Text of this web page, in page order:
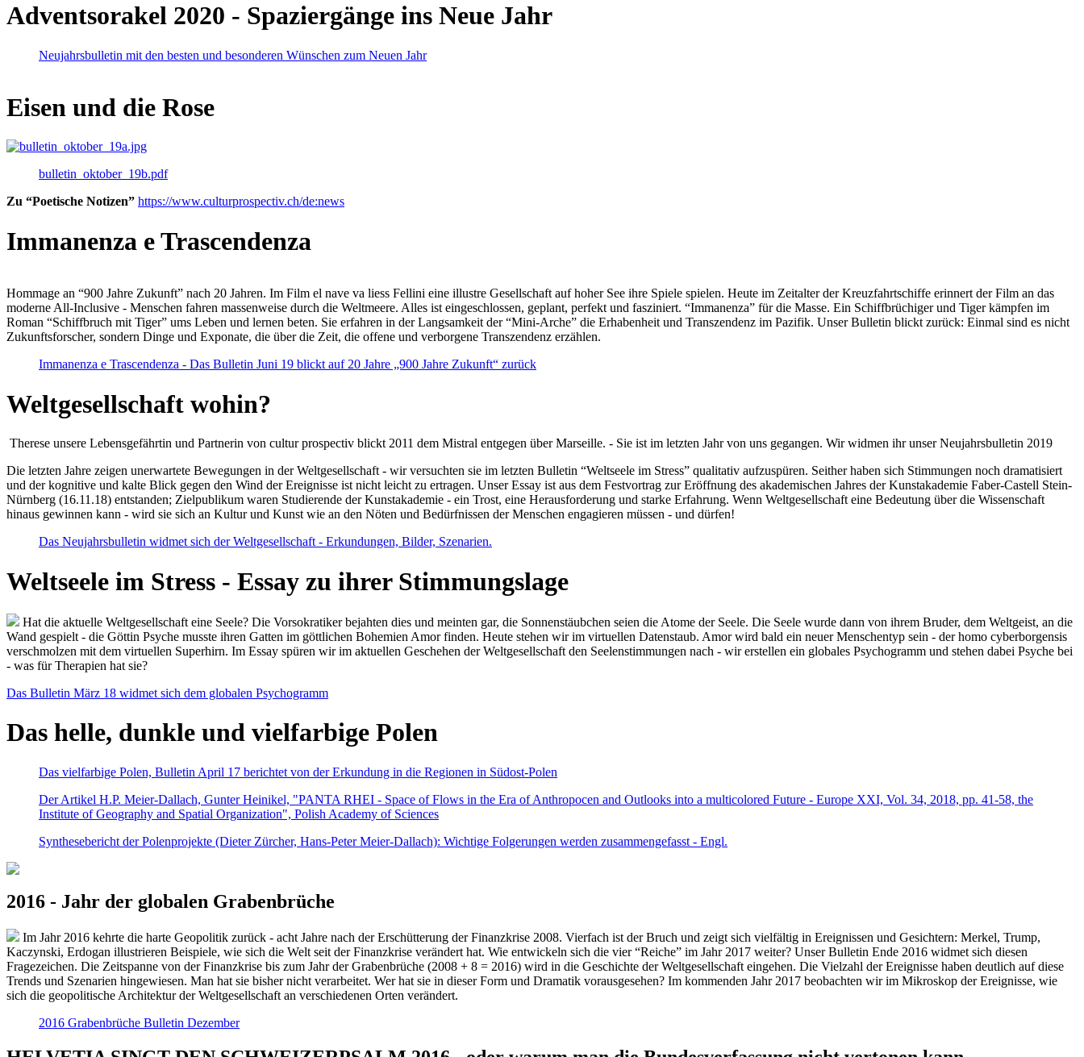
Adventsorakel 2020 - Spaziergänge ins Neue Jahr
Neujahrsbulletin mit den besten und besonderen Wünschen zum Neuen Jahr
Eisen und die Rose
bulletin_oktober_19b.pdf
Zu “Poetische Notizen” https://www.culturprospectiv.ch/de:news
Immanenza e Trascendenza
Hommage an “900 Jahre Zukunft” nach 20 Jahren. Im Film el nave va liess Fellini eine illustre Gesellschaft auf hoher See ihre Spiele spielen. Heute im Zeitalter der Kreuzfahrtschiffe erinnert der Film an das
moderne All-Inclusive - Menschen fahren massenweise durch die Weltmeere. Alles ist eingeschlossen, geplant, perfekt und fasziniert. “Immanenza” für die Masse. Ein Schiffbrüchiger und Tiger kämpfen im
Roman “Schiffbruch mit Tiger” ums Leben und lernen beten. Sie erfahren in der Langsamkeit der “Mini-Arche” die Erhabenheit und Transzendenz im Pazifik. Unser Bulletin blickt zurück: Einmal sind es nicht
Zukunftsforscher, sondern Dinge und Exponate, die über die Zeit, die offene und verborgene Transzendenz erzählen.
Immanenza e Trascendenza - Das Bulletin Juni 19 blickt auf 20 Jahre „900 Jahre Zukunft“ zurück
Weltgesellschaft wohin?
Therese unsere Lebensgefährtin und Partnerin von cultur prospectiv blickt 2011 dem Mistral entgegen über Marseille. - Sie ist im letzten Jahr von uns gegangen. Wir widmen ihr unser Neujahrsbulletin 2019
Die letzten Jahre zeigen unerwartete Bewegungen in der Weltgesellschaft - wir versuchten sie im letzten Bulletin “Weltseele im Stress” qualitativ aufzuspüren. Seither haben sich Stimmungen noch dramatisiert
und der kognitive und kalte Blick gegen den Wind der Ereignisse ist nicht leicht zu ertragen. Unser Essay ist aus dem Festvortrag zur Eröffnung des akademischen Jahres der Kunstakademie Faber-Castell Stein-
Nürnberg (16.11.18) entstanden; Zielpublikum waren Studierende der Kunstakademie - ein Trost, eine Herausforderung und starke Erfahrung. Wenn Weltgesellschaft eine Bedeutung über die Wissenschaft
hinaus gewinnen kann - wird sie sich an Kultur und Kunst wie an den Nöten und Bedürfnissen der Menschen engagieren müssen - und dürfen!
Das Neujahrsbulletin widmet sich der Weltgesellschaft - Erkundungen, Bilder, Szenarien.
Weltseele im Stress - Essay zu ihrer Stimmungslage
Hat die aktuelle Weltgesellschaft eine Seele? Die Vorsokratiker bejahten dies und meinten gar, die Sonnenstäubchen seien die Atome der Seele. Die Seele wurde dann von ihrem Bruder, dem Weltgeist, an die
Wand gespielt - die Göttin Psyche musste ihren Gatten im göttlichen Bohemien Amor finden. Heute stehen wir im virtuellen Datenstaub. Amor wird bald ein neuer Menschentyp sein - der homo cyberborgensis
verschmolzen mit dem virtuellen Superhirn. Im Essay spüren wir im aktuellen Geschehen der Weltgesellschaft den Seelenstimmungen nach - wir erstellen ein globales Psychogramm und stehen dabei Psyche bei
- was für Therapien hat sie?
Das Bulletin März 18 widmet sich dem globalen Psychogramm
Das helle, dunkle und vielfarbige Polen
Das vielfarbige Polen, Bulletin April 17 berichtet von der Erkundung in die Regionen in Südost-Polen
Der Artikel H.P. Meier-Dallach, Gunter Heinikel, "PANTA RHEI - Space of Flows in the Era of Anthropocen and Outlooks into a multicolored Future - Europe XXI, Vol. 34, 2018, pp. 41-58, the
Institute of Geography and Spatial Organization", Polish Academy of Sciences
Synthesebericht der Polenprojekte (Dieter Zürcher, Hans-Peter Meier-Dallach): Wichtige Folgerungen werden zusammengefasst - Engl.
2016 - Jahr der globalen Grabenbrüche
Im Jahr 2016 kehrte die harte Geopolitik zurück - acht Jahre nach der Erschütterung der Finanzkrise 2008. Vierfach ist der Bruch und zeigt sich vielfältig in Ereignissen und Gesichtern: Merkel, Trump,
Kaczynski, Erdogan illustrieren Beispiele, wie sich die Welt seit der Finanzkrise verändert hat. Wie entwickeln sich die vier “Reiche” im Jahr 2017 weiter? Unser Bulletin Ende 2016 widmet sich diesen
Fragezeichen. Die Zeitspanne von der Finanzkrise bis zum Jahr der Grabenbrüche (2008 + 8 = 2016) wird in die Geschichte der Weltgesellschaft eingehen. Die Vielzahl der Ereignisse haben deutlich auf diese
Trends und Szenarien hingewiesen. Man hat sie bisher nicht verarbeitet. Wer hat sie in dieser Form und Dramatik vorausgesehen? Im kommenden Jahr 2017 beobachten wir im Mikroskop der Ereignisse, wie
sich die geopolitische Architektur der Weltgesellschaft an verschiedenen Orten verändert.
2016 Grabenbrüche Bulletin Dezember